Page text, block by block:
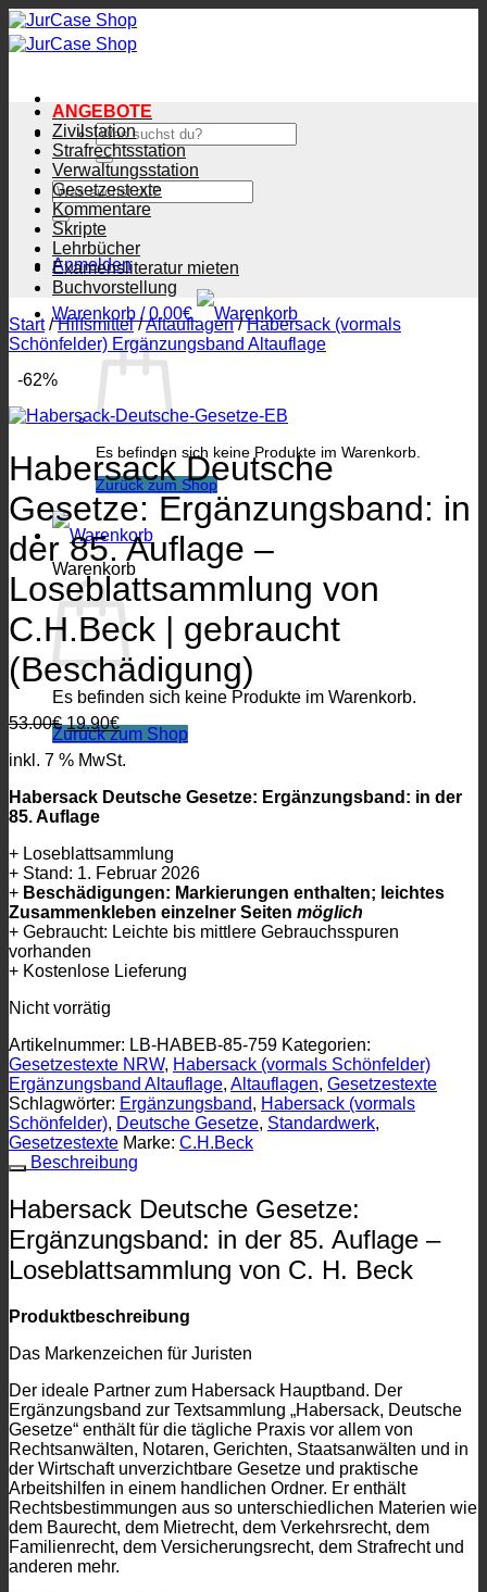
Zum
Inhalt
springen
Suchen
nach:
Suchen
nach:
Anmelden
Warenkorb /0.00€
Es befinden sich keine Produkte im Warenkorb.
Zurück zum Shop
Warenkorb
Es befinden sich keine Produkte im Warenkorb.
Zurück zum Shop
ANGEBOTE
Zivilstation
Strafrechtsstation
Verwaltungsstation
Gesetzestexte
Kommentare
Skripte
Lehrbücher
Examensliteratur mieten
Buchvorstellung
Start / Hilfsmittel /Altauflagen / Habersack (vormals
Schönfelder) Ergänzungsband Altauflage
-62%
Habersack Deutsche
Gesetze: Ergänzungsband: in
der 85. Auflage –
Loseblattsammlung von
C.H.Beck | gebraucht
(Beschädigung)
53.00€Ursprünglicher
Preis
war:
19.90€Aktueller
Preis
ist:
inkl. 7 % MwSt.
Habersack Deutsche Gesetze: Ergänzungsband: in der
85. Auflage
+ Loseblattsammlung
+ Stand: 1. Februar 2026
+ Beschädigungen: Markierungen enthalten; leichtes
Zusammenkleben einzelner Seiten möglich
+ Gebraucht: Leichte bis mittlere Gebrauchsspuren
vorhanden
+ Kostenlose Lieferung
Nicht vorrätig
Artikelnummer: LB-HABEB-85-759 Kategorien:
Gesetzestexte NRW, Habersack (vormals Schönfelder)
Ergänzungsband Altauflage, Altauflagen, Gesetzestexte
Schlagwörter: Ergänzungsband, Habersack (vormals
Schönfelder), Deutsche Gesetze, Standardwerk,
Gesetzestexte Marke: C.H.Beck
Beschreibung
Habersack Deutsche Gesetze:
Ergänzungsband: in der 85. Auflage –
Loseblattsammlung von C. H. Beck
Produktbeschreibung
Das Markenzeichen für Juristen
Der ideale Partner zum Habersack Hauptband. Der
Ergänzungsband zur Textsammlung „Habersack, Deutsche
Gesetze“ enthält für die tägliche Praxis vor allem von
Rechtsanwälten, Notaren, Gerichten, Staatsanwälten und in
der Wirtschaft unverzichtbare Gesetze und praktische
Arbeitshilfen in einem handlichen Ordner. Er enthält
Rechtsbestimmungen aus so unterschiedlichen Materien wie
dem Baurecht, dem Mietrecht, dem Verkehrsrecht, dem
Familienrecht, dem Versicherungsrecht, dem Strafrecht und
anderen mehr.